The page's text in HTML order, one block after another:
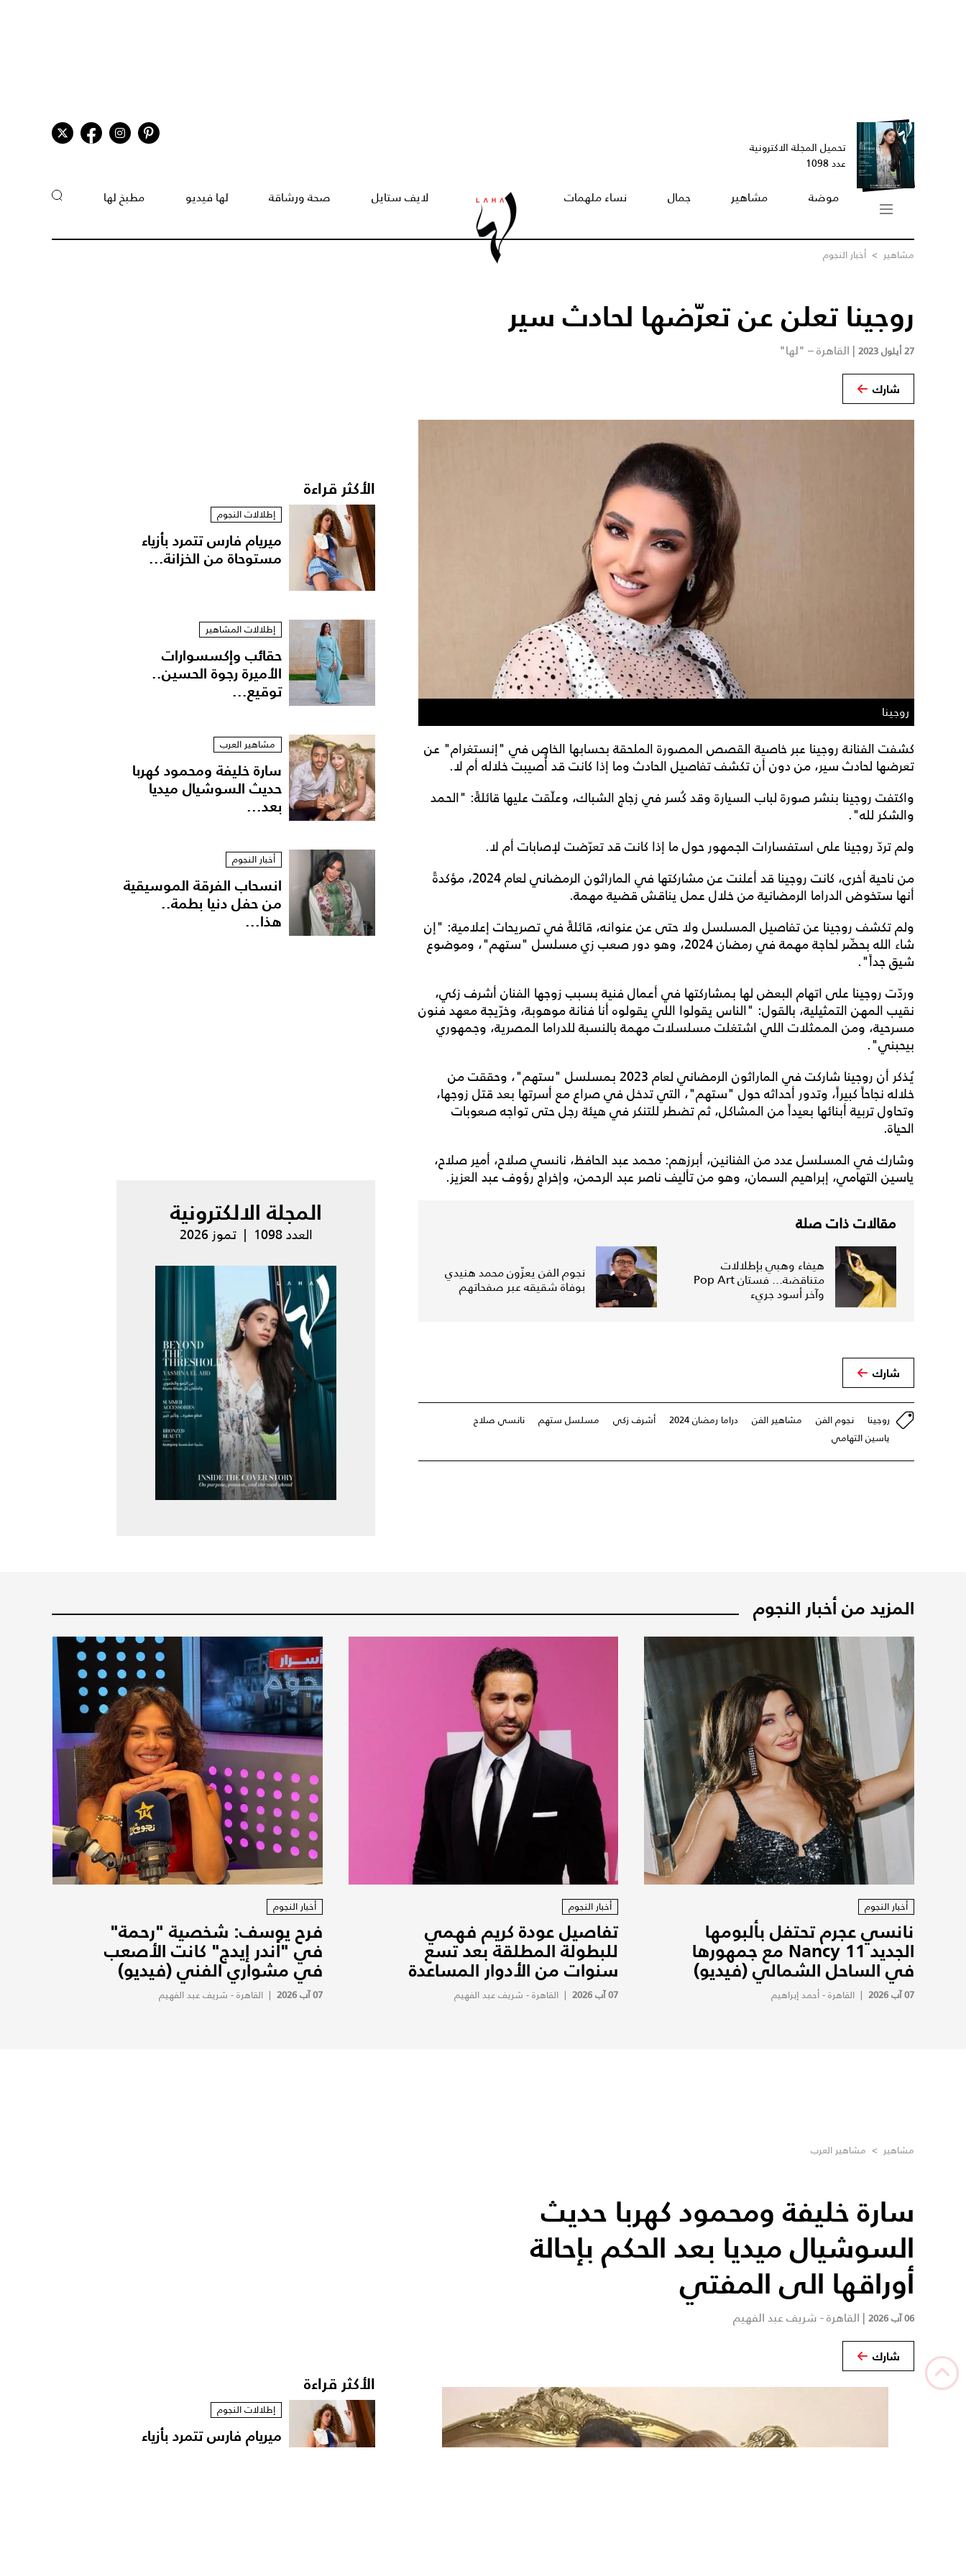
تحميل المجلة الاكترونية
عدد 1098
موضة مشاهير جمال نساء ملهمات لايف ستايل صحة ورشاقة لها فيديو مطبخ لها
مشاهير > أخبار النجوم
روجينا تعلن عن تعرّضها لحادث سير
27 أيلول 2023 | القاهرة – "لها"
شارك
روجينا
كشفت الفنانة روجينا عبر خاصية القصص المصورة الملحقة بحسابها الخاص في "إنستغرام" عن
تعرضها لحادث سير، من دون أن تكشف تفاصيل الحادث وما إذا كانت قد أُُصيبت خلاله أم لا.
واكتفت روجينا بنشر صورة لباب السيارة وقد كُسر في زجاج الشباك، وعلّقت عليها قائلةً: "الحمد
والشكر لله".
ولم تردّ روجينا على استفسارات الجمهور حول ما إذا كانت قد تعرّضت لإصابات أم لا.
من ناحية أخرى، كانت روجينا قد أعلنت عن مشاركتها في الماراثون الرمضاني لعام 2024، مؤكدةً
أنها ستخوض الدراما الرمضانية من خلال عمل يناقش قضية مهمة.
ولم تكشف روجينا عن تفاصيل المسلسل ولا حتى عن عنوانه، قائلةً في تصريحات إعلامية: "إن
شاء الله بحضّر لحاجة مهمة في رمضان 2024، وهو دور صعب زي مسلسل "ستهم"، وموضوع
شيق جداً".
وردّت روجينا على اتهام البعض لها بمشاركتها في أعمال فنية بسبب زوجها الفنان أشرف زكي،
نقيب المهن التمثيلية، بالقول: "الناس يقولوا اللي يقولوه أنا فنانة موهوبة، وخرّيجة معهد فنون
مسرحية، ومن الممثلات اللي اشتغلت مسلسلات مهمة بالنسبة للدراما المصرية، وجمهوري
بيحبني".
يُذكر أن روجينا شاركت في الماراثون الرمضاني لعام 2023 بمسلسل "ستهم"، وحققت من
خلاله نجاحاً كبيراً، وتدور أحداثه حول "ستهم"، التي تدخل في صراع مع أسرتها بعد قتل زوجها،
وتحاول تربية أبنائها بعيداً من المشاكل، ثم تضطر للتنكر في هيئة رجل حتى تواجه صعوبات
الحياة.
وشارك في المسلسل عدد من الفنانين، أبرزهم: محمد عبد الحافظ، نانسي صلاح، أمير صلاح،
ياسين التهامي، إبراهيم السمان، وهو من تأليف ناصر عبد الرحمن، وإخراج رؤوف عبد العزيز.
مقالات ذات صلة
هيفاء وهبي بإطلالات
متناقضة... فستان Pop Art
وآخر أسود جريء
نجوم الفن يعزّون محمد هنيدي
بوفاة شقيقه عبر صفحاتهم
شارك
روجينا نجوم الفن مشاهير الفن دراما رمضان 2024 أشرف زكي مسلسل ستهم
نانسي صلاح
ياسين التهامي
الأكثر قراءة
إطلالات النجوم
ميريام فارس تتمرد بأزياء
مستوحاة من الخزانة...
إطلالات المشاهير
حقائب وإكسسوارات
الأميرة رجوة الحسين..
توقيع...
مشاهير العرب
سارة خليفة ومحمود كهربا
حديث السوشيال ميديا
بعد...
أخبار النجوم
انسحاب الفرقة الموسيقية
من حفل دنيا بطمة..
هذا...
المجلة الالكترونية
العدد 1098 | تموز 2026
المزيد من أخبار النجوم
أخبار النجوم
نانسي عجرم تحتفل بألبومها
الجديد Nancy 11 مع جمهورها
في الساحل الشمالي (فيديو)
07 آب 2026 | القاهرة - أحمد إبراهيم
أخبار النجوم
تفاصيل عودة كريم فهمي
للبطولة المطلقة بعد تسع
سنوات من الأدوار المساعدة
07 آب 2026 | القاهرة - شريف عبد الفهيم
أخبار النجوم
فرح يوسف: شخصية "رحمة"
في "أندر إيدج" كانت الأصعب
في مشواري الفني (فيديو)
07 آب 2026 |القاهرة - شريف عبد الفهيم
مشاهير > مشاهير العرب
سارة خليفة ومحمود كهربا حديث
السوشيال ميديا بعد الحكم بإحالة
أوراقها الى المفتي
06 آب 2026 | القاهرة - شريف عبد الفهيم
شارك
الأكثر قراءة
إطلالات النجوم
ميريام فارس تتمرد بأزياء
مستوحاة من الخزانة...